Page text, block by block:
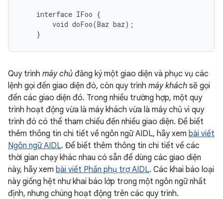
interface IFoo {
void doFoo(Baz baz);
}
Quy trình máy chủ đăng ký một giao diện và phục vụ các
lệnh gọi đến giao diện đó, còn quy trình máy khách sẽ gọi
đến các giao diện đó. Trong nhiều trường hợp, một quy
trình hoạt động vừa là máy khách vừa là máy chủ vì quy
trình đó có thể tham chiếu đến nhiều giao diện. Để biết
thêm thông tin chi tiết về ngôn ngữ AIDL, hãy xem bài viết
Ngôn ngữ AIDL. Để biết thêm thông tin chi tiết về các
thời gian chạy khác nhau có sẵn để dùng các giao diện
này, hãy xem bài viết Phần phụ trợ AIDL. Các khai báo loại
này giống hệt như khai báo lớp trong một ngôn ngữ nhất
định, nhưng chúng hoạt động trên các quy trình.